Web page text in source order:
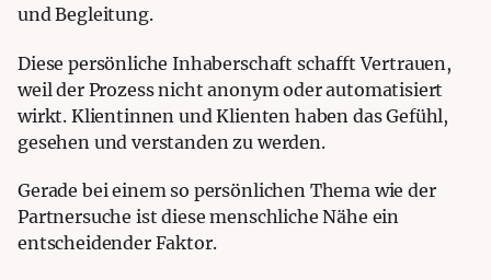
und Begleitung.
Diese persönliche Inhaberschaft schafft Vertrauen,
weil der Prozess nicht anonym oder automatisiert
wirkt. Klientinnen und Klienten haben das Gefühl,
gesehen und verstanden zu werden.
Gerade bei einem so persönlichen Thema wie der
Partnersuche ist diese menschliche Nähe ein
entscheidender Faktor.